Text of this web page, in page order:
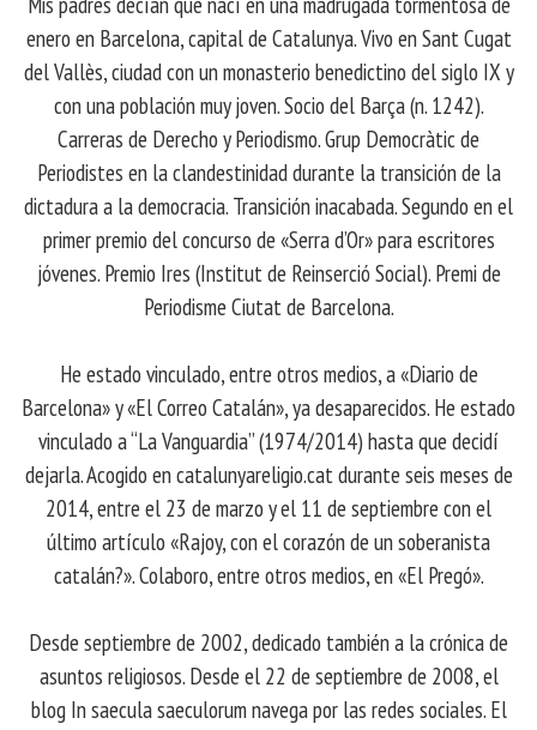
enero en Barcelona, ​​capital de Catalunya. Vivo en Sant Cugat
del Vallès, ciudad con un monasterio benedictino del siglo IX y
con una población muy joven. Socio del Barça (n. 1242).
Carreras de Derecho y Periodismo. Grup Democràtic de
Periodistes en la clandestinidad durante la transición de la
dictadura a la democracia. Transición inacabada. Segundo en el
primer premio del concurso de «Serra d’Or» para escritores
jóvenes. Premio Ires (Institut de Reinserció Social). Premi de
Periodisme Ciutat de Barcelona.
He estado vinculado, entre otros medios, a «Diario de
Barcelona» y «El Correo Catalán», ya desaparecidos. He estado
vinculado a “La Vanguardia” (1974/2014) hasta que decidí
dejarla. Acogido en catalunyareligio.cat durante seis meses de
2014, entre el 23 de marzo y el 11 de septiembre con el
último artículo «Rajoy, con el corazón de un soberanista
catalán?». Colaboro, entre otros medios, en «El Pregó».
Desde septiembre de 2002, dedicado también a la crónica de
asuntos religiosos. Desde el 22 de septiembre de 2008, el
blog In saecula saeculorum navega por las redes sociales. El